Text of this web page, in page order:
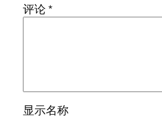
评论*
显示名称